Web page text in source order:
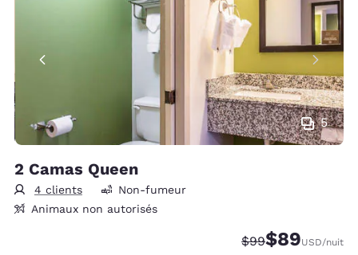
5
2 Camas Queen
4 clients
Non-fumeur
Animaux non autorisés
Tarif barré :
$99Tarif réduit :
$89USD/nuit